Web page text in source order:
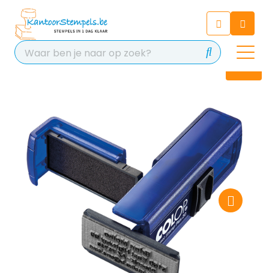
Chat 24/7 met onze chatbot
voor hulp
Contact